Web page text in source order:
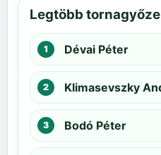
Legtöbb
Dévai Péter
Klimasevszky
Bodó Péter